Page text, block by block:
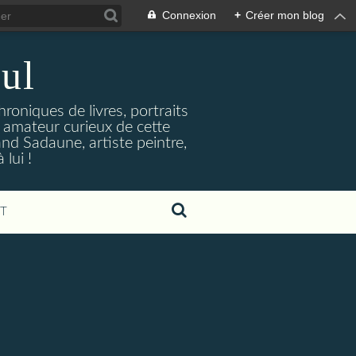
Connexion + Créer mon blog
de livres, portraits
curieux de cette
Sadaune, artiste peintre,
lui !